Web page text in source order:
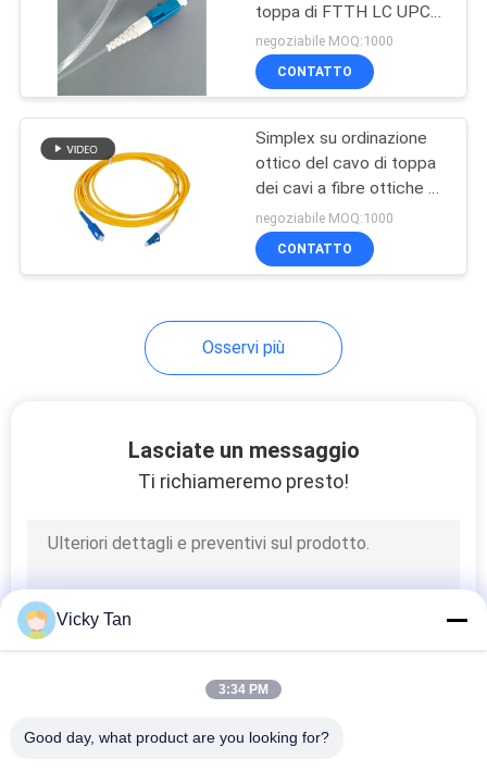
"loopback" a fibra
ottica
Fibra ottica Ferrule
Quadro
d'interconnessione
toppa di FTTH LC UPC
invisibile
negoziabile MOQ:1000
CONTATTO
Simplex su ordinazione
ottico del cavo di toppa
dei cavi a fibre ottiche di
singolo modo dello Sc
negoziabile MOQ:1000
CONTATTO
Osservi più
Lasciate un messaggio
Ti richiameremo presto!
Vicky Tan
3:34 PM
Good day, what product are you looking for?